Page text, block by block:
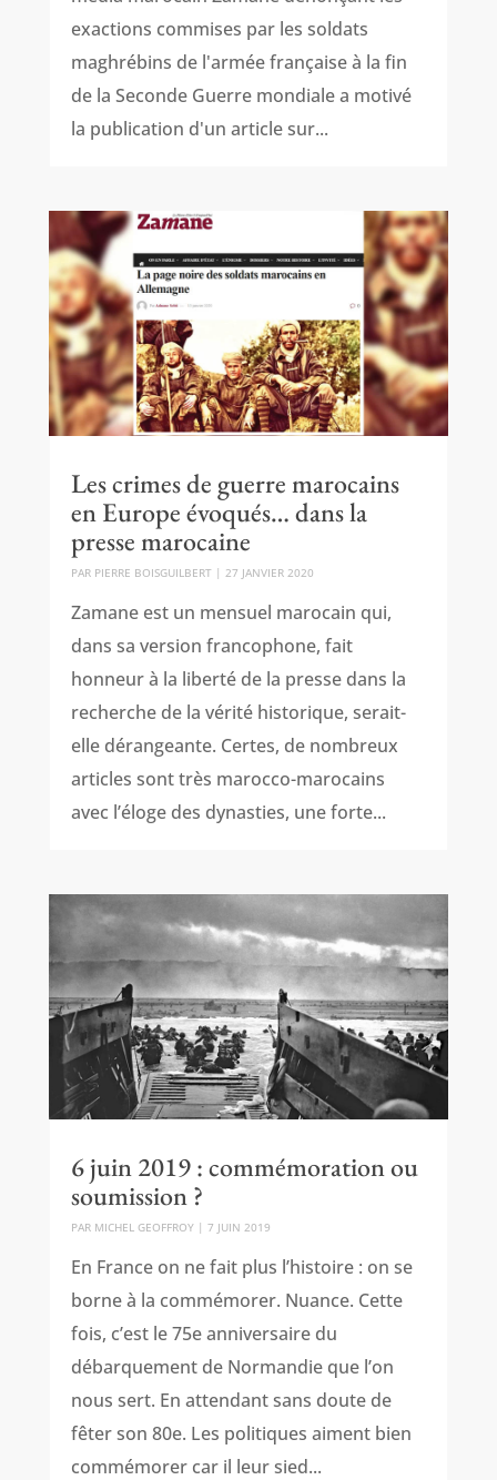
exactions commises par les soldats
maghrébins de l'armée française à la fin
de la Seconde Guerre mondiale a motivé
la publication d'un article sur...
Les crimes de guerre marocains
en Europe évoqués… dans la
presse marocaine
PAR PIERRE BOISGUILBERT| 27 JANVIER 2020
Zamane est un mensuel marocain qui,
dans sa version francophone, fait
honneur à la liberté de la presse dans la
recherche de la vérité historique, serait-
elle dérangeante. Certes, de nombreux
articles sont très marocco-marocains
avec l’éloge des dynasties, une forte...
6 juin 2019 : commémoration ou
soumission ?
PAR MICHEL GEOFFROY| 7 JUIN 2019
En France on ne fait plus l’histoire : on se
borne à la commémorer. Nuance. Cette
fois, c’est le 75e anniversaire du
débarquement de Normandie que l’on
nous sert. En attendant sans doute de
fêter son 80e. Les politiques aiment bien
commémorer car il leur sied...